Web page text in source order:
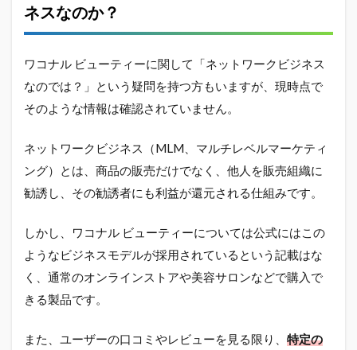
ネスなのか？
ワコナル ビューティーに関して「ネットワークビジネス
なのでは？」という疑問を持つ方もいますが、現時点で
そのような情報は確認されていません。
ネットワークビジネス（MLM、マルチレベルマーケティ
ング）とは、商品の販売だけでなく、他人を販売組織に
勧誘し、その勧誘者にも利益が還元される仕組みです。
しかし、ワコナル ビューティーについては公式にはこの
ようなビジネスモデルが採用されているという記載はな
く、通常のオンラインストアや美容サロンなどで購入で
きる製品です。
また、ユーザーの口コミやレビューを見る限り、 特定の